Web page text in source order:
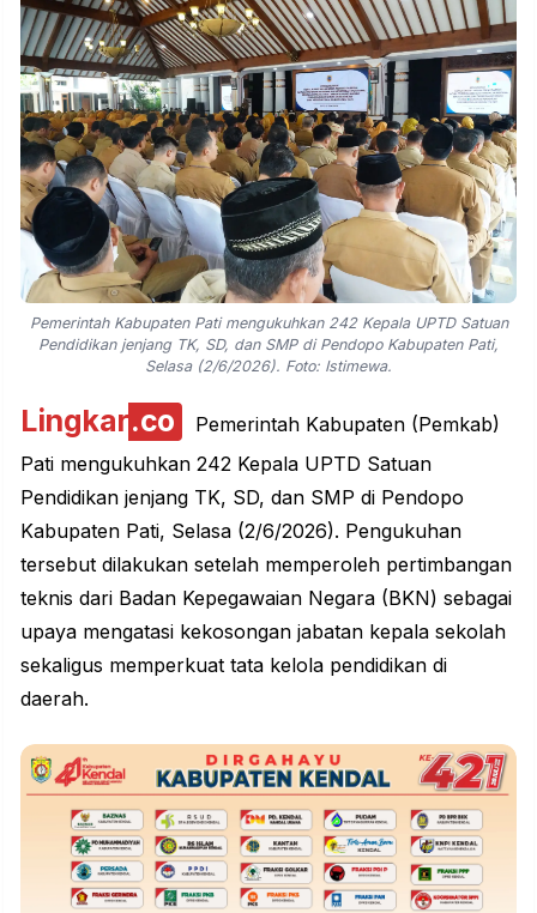
Pemerintah Kabupaten Pati mengukuhkan 242 Kepala UPTD Satuan
Pendidikan jenjang TK, SD, dan SMP di Pendopo Kabupaten Pati,
Selasa (2/6/2026). Foto: Istimewa.
Lingkar.co
Pemerintah Kabupaten (Pemkab)
Pati mengukuhkan 242 Kepala UPTD Satuan
Pendidikan jenjang TK, SD, dan SMP di Pendopo
Kabupaten Pati, Selasa (2/6/2026). Pengukuhan
tersebut dilakukan setelah memperoleh pertimbangan
teknis dari Badan Kepegawaian Negara (BKN) sebagai
upaya mengatasi kekosongan jabatan kepala sekolah
sekaligus memperkuat tata kelola pendidikan di
daerah.